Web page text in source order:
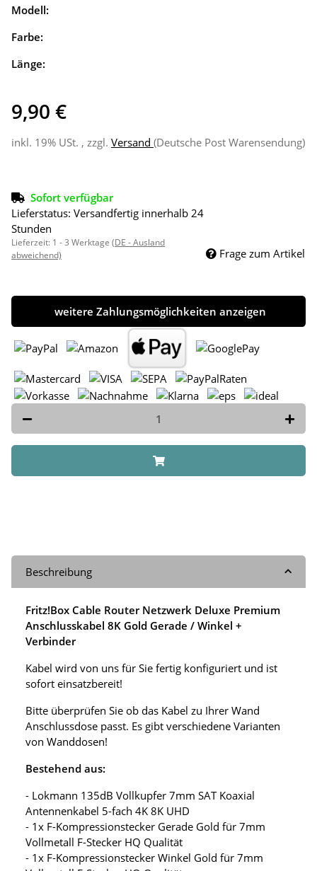
Modell:
Farbe:
Länge:
9,90 €
inkl. 19% USt. , zzgl. Versand (Deutsche Post Warensendung)
Sofort verfügbar
Lieferstatus: Versandfertig innerhalb 24
Stunden
Lieferzeit: 1 - 3 Werktage (DE - Ausland
abweichend)
Frage zum Artikel
weitere Zahlungsmöglichkeiten anzeigen
Beschreibung
Fritz!Box Cable Router Netzwerk Deluxe Premium
Anschlusskabel 8K Gold Gerade / Winkel +
Verbinder
Kabel wird von uns für Sie fertig konfiguriert und ist
sofort einsatzbereit!
Bitte überprüfen Sie ob das Kabel zu Ihrer Wand
Anschlussdose passt. Es gibt verschiedene Varianten
von Wanddosen!
Bestehend aus:
- Lokmann 135dB Vollkupfer 7mm SAT Koaxial
Antennenkabel 5-fach 4K 8K UHD
- 1x F-Kompressionstecker Gerade Gold für 7mm
Vollmetall F-Stecker HQ Qualität
- 1x F-Kompressionstecker Winkel Gold für 7mm